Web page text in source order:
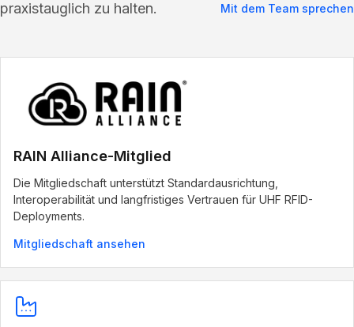
praxistauglich zu halten. Mit dem Team sprechen
RAIN Alliance-Mitglied
Die Mitgliedschaft unterstützt Standardausrichtung,
Interoperabilität und langfristiges Vertrauen für UHF RFID-
Deployments.
Mitgliedschaft ansehen